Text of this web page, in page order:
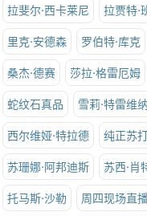
拉斐尔·西卡莱尼 拉贾特·
里克·安德森 罗伯特·库克
桑杰·德赛 莎拉·格雷厄姆
蛇纹石真品 雪莉·特雷维纳
西尔维娅·特拉德 纯正苏
苏珊娜·阿邦迪斯 苏西·肖
托马斯·沙勒 周四现场直